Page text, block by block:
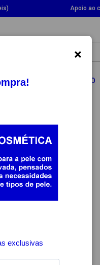
Apoio ao
E MAMÃ TOGGLE CABELO
×